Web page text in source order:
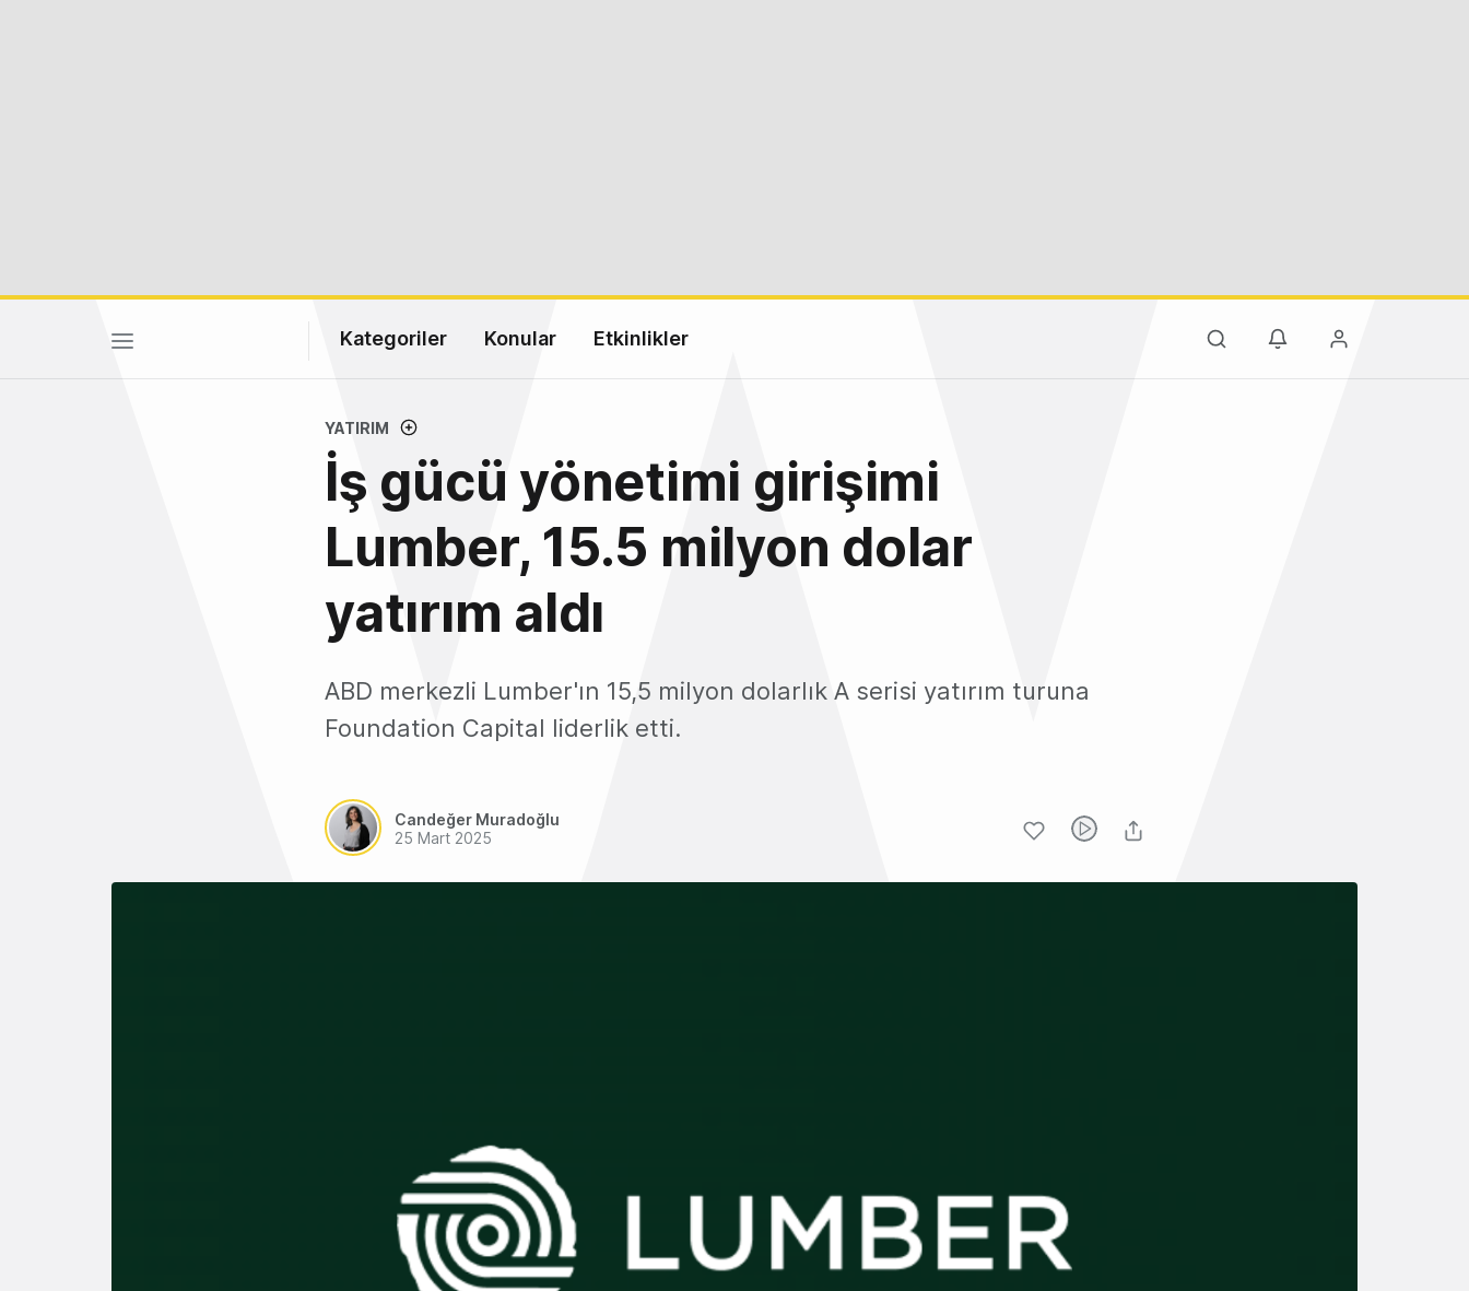
Kategoriler Konular Etkinlikler
YATIRIM
İş gücü yönetimi girişimi
Lumber, 15.5 milyon dolar
yatırım aldı
ABD merkezli Lumber'ın 15,5 milyon dolarlık A serisi yatırım turuna
Foundation Capital liderlik etti.
Candeğer Muradoğlu
25 Mart 2025